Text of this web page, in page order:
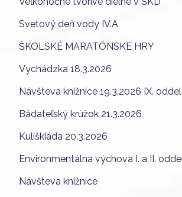
Svetový deň vody IV.A
ŠKOLSKÉ MARATÓNSKE HRY
Vychádzka 18.3.2026
Návšteva knižnice 19.3.2026 IX.
Bádateľský krúžok 21.3.2026
Kuliškiáda 20.3.2026
Environmentálna výchova I. a II.
Návšteva knižnice